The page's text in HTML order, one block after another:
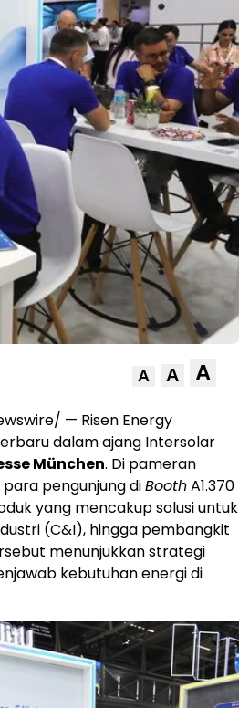
A A A
— Risen Energy
dalam ajang Intersolar
München. Di pameran
pengunjung diBoothA1.370
yang mencakup solusi untuk
(C&I), hingga pembangkit
menunjukkan strategi
kebutuhan energi di